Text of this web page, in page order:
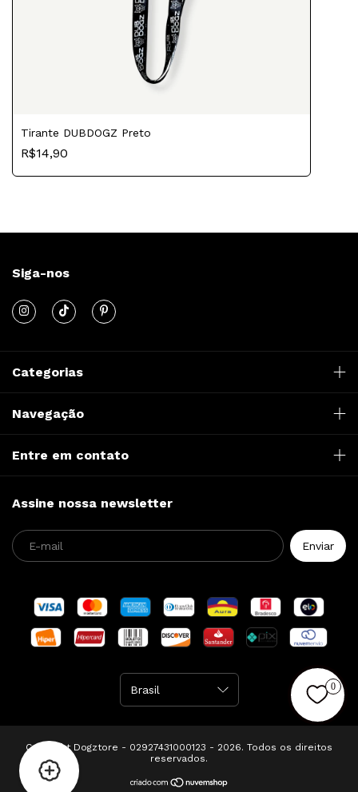
Tirante DUBDOGZ Preto
R$14,90
Siga-nos
Categorias
Navegação
Entre em contato
Assine nossa newsletter
Copyright Dogztore - 02927431000123 - 2026. Todos os direitos
reservados.
0